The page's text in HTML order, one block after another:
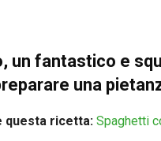
un fantastico e
una
questa ricetta: Spaghetti